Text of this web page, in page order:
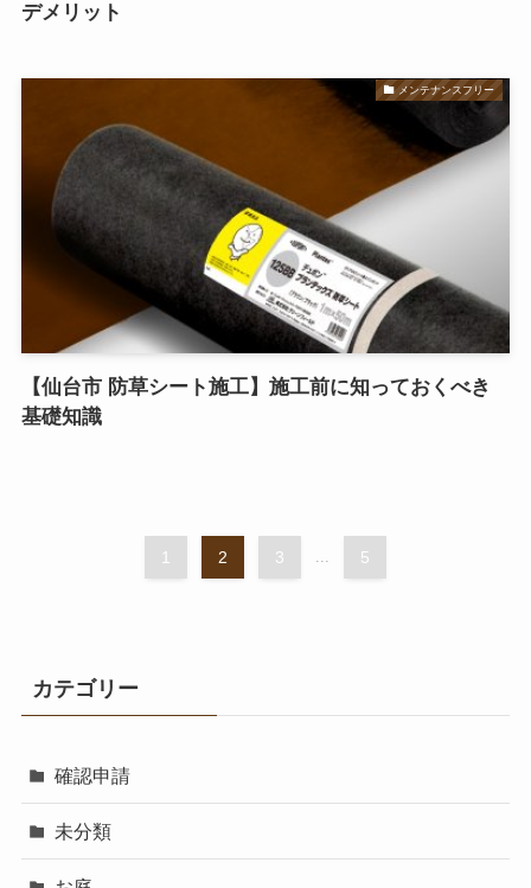
デメリット
メンテナンスフリー
【仙台市 防草シート施工】施工前に知っておくべき
基礎知識
1 2 3 5
カテゴリー
確認申請
未分類